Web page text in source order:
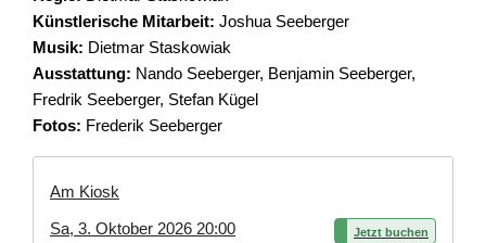
Künstlerische Mitarbeit: Joshua Seeberger
Musik: Dietmar Staskowiak
Ausstattung: Nando Seeberger, Benjamin Seeberger,
Fredrik Seeberger, Stefan Kügel
Fotos: Frederik Seeberger
Am Kiosk
Sa, 3. Oktober 2026 20:00
Jetzt buchen